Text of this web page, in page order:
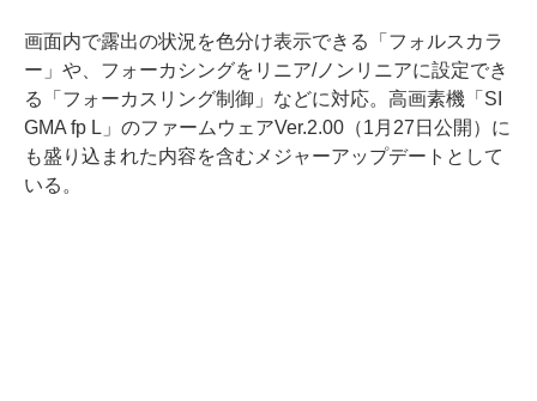
画面内で露出の状況を色分け表示できる「フォルスカラ
ー」や、フォーカシングをリニア/ノンリニアに設定でき
る「フォーカスリング制御」などに対応。高画素機「SI
GMA fp L」のファームウェアVer.2.00（1月27日公開）に
も盛り込まれた内容を含むメジャーアップデートとして
いる。